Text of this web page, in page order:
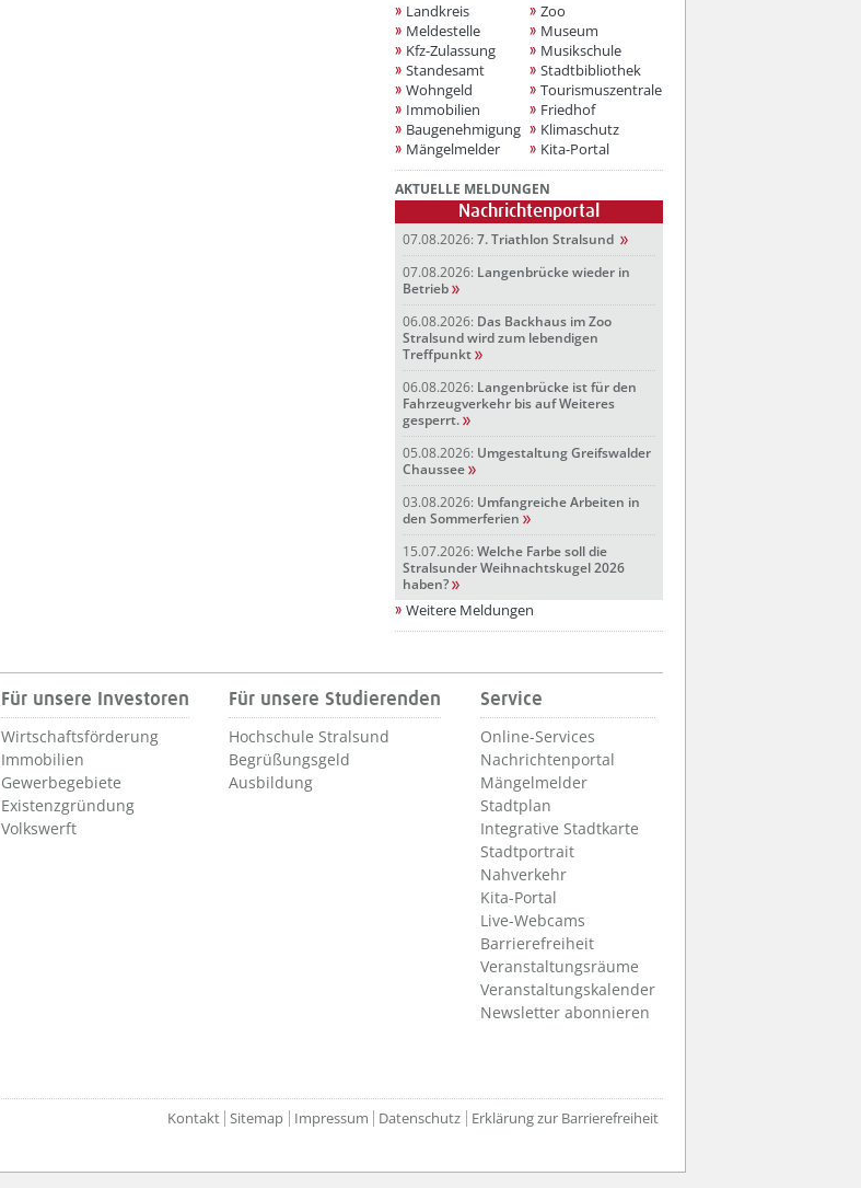
Landkreis
Meldestelle
Kfz-Zulassung
Standesamt
Wohngeld
Immobilien
Baugenehmigung
Mängelmelder
Zoo
Museum
Musikschule
Stadtbibliothek
Tourismuszentrale
Friedhof
Klimaschutz
Kita-Portal
AKTUELLE MELDUNGEN
Nachrichtenportal
07.08.2026: 7. Triathlon Stralsund
07.08.2026: Langenbrücke wieder in
Betrieb
06.08.2026: Das Backhaus im Zoo
Stralsund wird zum lebendigen
Treffpunkt
06.08.2026: Langenbrücke ist für den
Fahrzeugverkehr bis auf Weiteres
gesperrt.
05.08.2026: Umgestaltung Greifswalder
Chaussee
03.08.2026: Umfangreiche Arbeiten in
den Sommerferien
15.07.2026: Welche Farbe soll die
Stralsunder Weihnachtskugel 2026
haben?
Weitere Meldungen
Für unsere Investoren
Wirtschaftsförderung
Immobilien
Gewerbegebiete
Existenzgründung
Volkswerft
Für unsere Studierenden
Hochschule Stralsund
Begrüßungsgeld
Ausbildung
Service
Online-Services
Nachrichtenportal
Mängelmelder
Stadtplan
Integrative Stadtkarte
Stadtportrait
Nahverkehr
Kita-Portal
Live-Webcams
Barrierefreiheit
Veranstaltungsräume
Veranstaltungskalender
Newsletter abonnieren
Kontakt Sitemap Impressum Datenschutz Erklärung zur Barrierefreiheit